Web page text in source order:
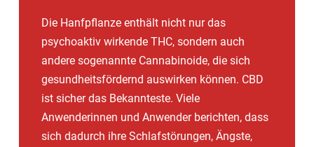
Die Hanfpflanze enthält nicht nur das
psychoaktiv wirkende THC, sondern auch
andere sogenannte Cannabinoide, die sich
gesundheitsfördernd auswirken können. CBD
ist sicher das Bekannteste. Viele
Anwenderinnen und Anwender berichten, dass
sich dadurch ihre Schlafstörungen, Ängste,